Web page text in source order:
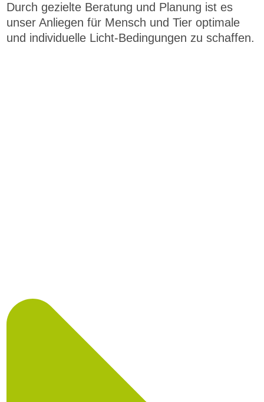
Durch gezielte Beratung und Planung ist es
unser Anliegen für Mensch und Tier optimale
und individuelle Licht-Bedingungen zu schaffen.